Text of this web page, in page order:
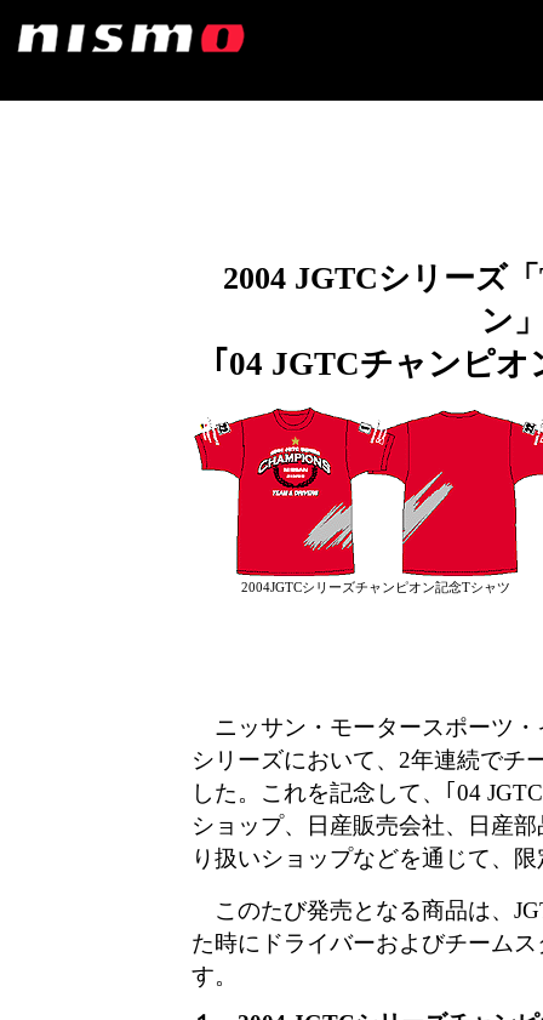
2004 JGTCシリーズ
ン
｢04 JGTCチャンピ
2004JGTCシリーズチャンピオン記念Tシャツ
ニッサン・モータースポーツ・
シリーズにおいて、2年連続でチ
した。これを記念して、｢04
ショップ、日産販売会社、日産
り扱いショップなどを通じて、
このたび発売となる商品は、
た時にドライバーおよびチーム
す。